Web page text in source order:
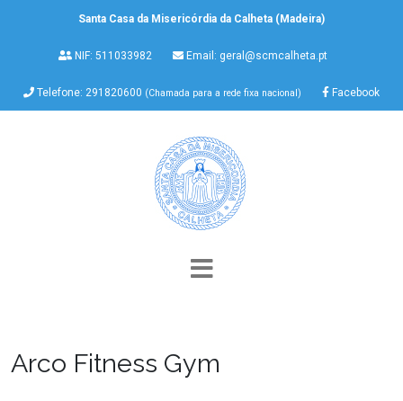
Santa Casa da Misericórdia da Calheta (Madeira)
NIF: 511033982 Email: geral@scmcalheta.pt
Telefone: 291820600 (Chamada para a rede fixa nacional) Facebook
Arco Fitness Gym